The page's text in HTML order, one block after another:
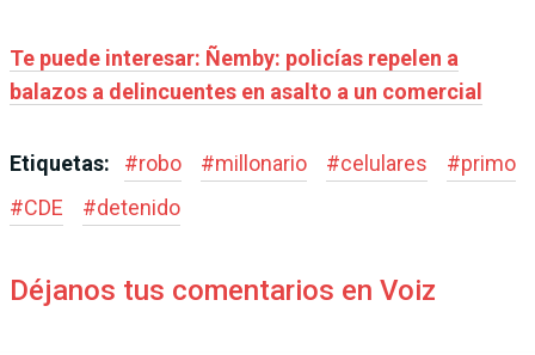
Te puede interesar: Ñemby: policías repelen a
balazos a delincuentes en asalto a un comercial
Etiquetas: #robo #millonario #celulares #primo
#CDE #detenido
Déjanos tus comentarios en Voiz